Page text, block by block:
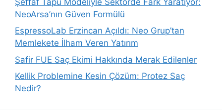
NeoArsa’nın Güven Formülü
EspressoLab Erzincan Açıldı: Neo Grup’tan
Memlekete İlham Veren Yatırım
Safir FUE Saç Ekimi Hakkında Merak Edilenler
Kellik Problemine Kesin Çözüm: Protez Saç
Nedir?